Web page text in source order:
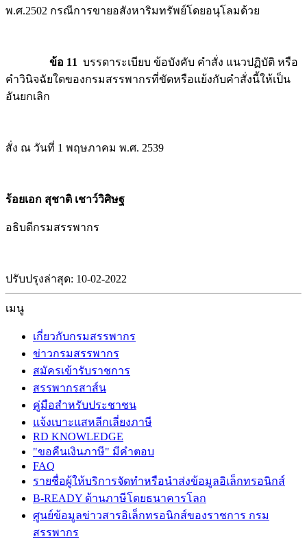
พ.ศ.2502 กรณีการขายอสังหาริมทรัพย์โดยอนุโลมด้วย
ข้อ 11 บรรดาระเบียบ ข้อบังคับ คำสั่ง แนวปฏิบัติ หรือ
คำวินิจฉัยใดของกรมสรรพากรที่ขัดหรือแย้งกับคำสั่งนี้ให้เป็น
อันยกเลิก
สั่ง ณ วันที่ 1 พฤษภาคม พ.ศ. 2539
ร้อยเอก สุชาติ เชาว์วิศิษฐ
อธิบดีกรมสรรพากร
ปรับปรุงล่าสุด: 10-02-2022
เมนู
เกี่ยวกับกรมสรรพากร
ข่าวกรมสรรพากร
สมัครเข้ารับราชการ
สรรพากรสาส์น
คู่มือสำหรับประชาชน
แจ้งเบาะแสหลีกเลี่ยงภาษี
RD KNOWLEDGE
"ขอคืนเงินภาษี" มีคำตอบ
FAQ
รายชื่อผู้ให้บริการจัดทำหรือนำส่งข้อมูลอิเล็กทรอนิกส์
B-READY ด้านภาษีโดยธนาคารโลก
ศูนย์ข้อมูลข่าวสารอิเล็กทรอนิกส์ของราชการ กรม
สรรพากร